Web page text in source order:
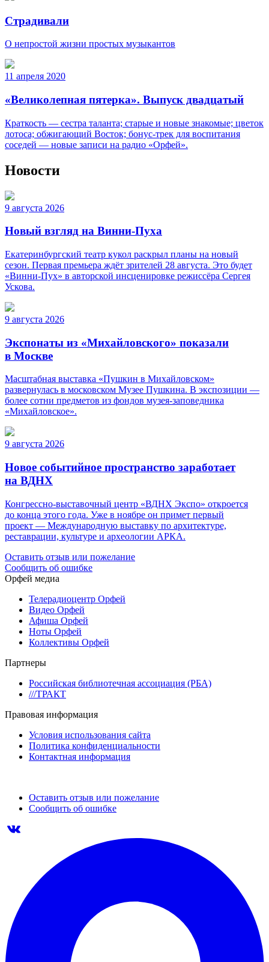
Страдивали
О непростой жизни простых музыкантов
11 апреля 2020
«Великолепная пятерка». Выпуск двадцатый
Краткость — сестра таланта; старые и новые знакомые; цветок
лотоса; обжигающий Восток; бонус-трек для воспитания
соседей — новые записи на радио «Орфей».
Новости
9 августа 2026
Новый взгляд на Винни-Пуха
Екатеринбургский театр кукол раскрыл планы на новый
сезон. Первая премьера ждёт зрителей 28 августа. Это будет
«Винни-Пух» в авторской инсценировке режиссёра Сергея
Ускова.
9 августа 2026
Экспонаты из «Михайловского» показали
в Москве
Масштабная выставка «Пушкин в Михайловском»
развернулась в московском Музее Пушкина. В экспозиции —
более сотни предметов из фондов музея-заповедника
«Михайловское».
9 августа 2026
Новое событийное пространство заработает
на ВДНХ
Конгрессно-выставочный центр «ВДНХ Экспо» откроется
до конца этого года. Уже в ноябре он примет первый
проект — Международную выставку по архитектуре,
реставрации, культуре и археологии АРКА.
Оставить отзыв или пожелание
Сообщить об ошибке
Орфей медиа
Телерадиоцентр Орфей
Видео Орфей
Афиша Орфей
Ноты Орфей
Коллективы Орфей
Партнеры
Российская библиотечная ассоциация (РБА)
///ТРАКТ
Правовая информация
Условия использования сайта
Политика конфиденциальности
Контактная информация
Оставить отзыв или пожелание
Сообщить об ошибке